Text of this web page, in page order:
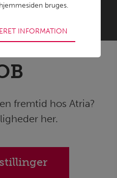
fremtid hos Atria?
her.
bruges.
INFORMATION